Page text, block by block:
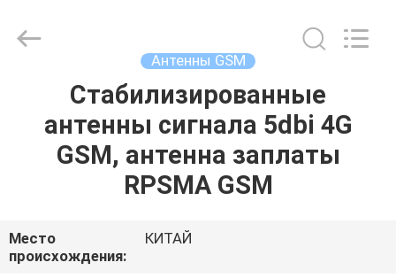
ПРОДУКТЫ
НАС
2021
Антенны GSM
Стабилизированные
антенны сигнала 5dbi 4G
GSM, антенна заплаты
RPSMA GSM
Место
происхождения:
КИТАЙ